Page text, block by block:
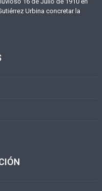
Urbina concretar la